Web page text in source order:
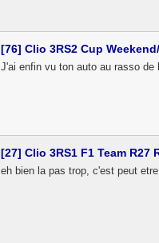
[76] Clio 3RS2 Cup
J'ai enfin vu ton auto au rasso de
[27] Clio 3RS1 F1 Team
eh bien la pas trop, c'est peut